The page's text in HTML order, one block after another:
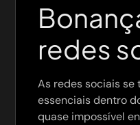
redes
As redes sociais
essenciais dentro
quase impossível